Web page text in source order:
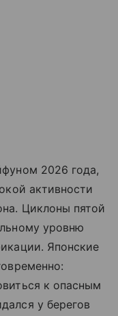
2026 года,
активности
Циклоны пятой
уровню
Японские
к опасным
у берегов